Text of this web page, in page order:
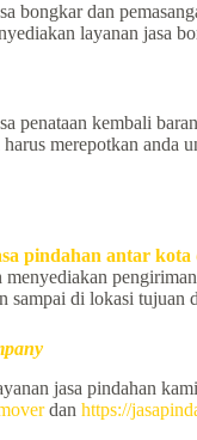
bongkar dan
layanan jasa
penataan kembali
merepotkan anda
pindahan antar
menyediakan
sampai di lokasi tujuan
jasa pindahan
dan https://